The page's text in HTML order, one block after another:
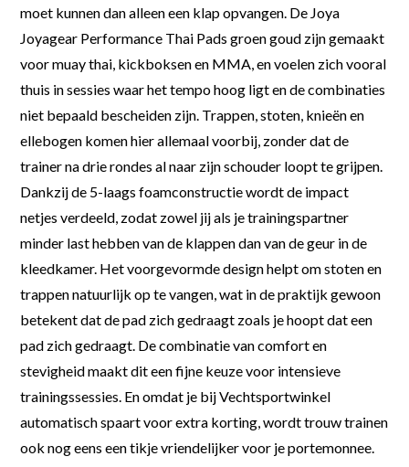
moet kunnen dan alleen een klap opvangen. De Joya
Joyagear Performance Thai Pads groen goud zijn gemaakt
voor muay thai, kickboksen en MMA, en voelen zich vooral
thuis in sessies waar het tempo hoog ligt en de combinaties
niet bepaald bescheiden zijn. Trappen, stoten, knieën en
ellebogen komen hier allemaal voorbij, zonder dat de
trainer na drie rondes al naar zijn schouder loopt te grijpen.
Dankzij de 5-laags foamconstructie wordt de impact
netjes verdeeld, zodat zowel jij als je trainingspartner
minder last hebben van de klappen dan van de geur in de
kleedkamer. Het voorgevormde design helpt om stoten en
trappen natuurlijk op te vangen, wat in de praktijk gewoon
betekent dat de pad zich gedraagt zoals je hoopt dat een
pad zich gedraagt. De combinatie van comfort en
stevigheid maakt dit een fijne keuze voor intensieve
trainingssessies. En omdat je bij Vechtsportwinkel
automatisch spaart voor extra korting, wordt trouw trainen
ook nog eens een tikje vriendelijker voor je portemonnee.